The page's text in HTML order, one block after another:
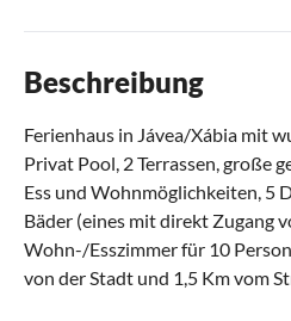
Beschreibung
Ferienhaus in Jávea/Xábia mit
Privat Pool, 2 Terrassen, große
Ess und Wohnmöglichkeiten, 5
Bäder (eines mit direkt Zugang
Wohn-/Esszimmer für 10
von der Stadt und 1,5 Km vom